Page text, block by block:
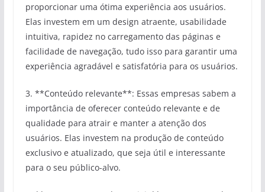
proporcionar uma ótima experiência aos usuários.
Elas investem em um design atraente, usabilidade
intuitiva, rapidez no carregamento das páginas e
facilidade de navegação, tudo isso para garantir uma
experiência agradável e satisfatória para os usuários.
3. **Conteúdo relevante**: Essas empresas sabem a
importância de oferecer conteúdo relevante e de
qualidade para atrair e manter a atenção dos
usuários. Elas investem na produção de conteúdo
exclusivo e atualizado, que seja útil e interessante
para o seu público-alvo.